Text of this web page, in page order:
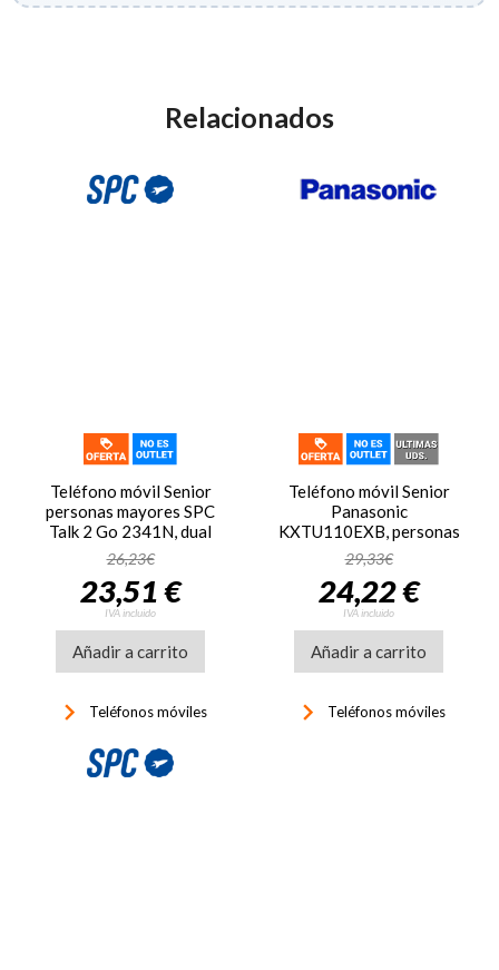
Relacionados
Teléfono móvil Senior
personas mayores SPC
Talk 2 Go 2341N, dual
SIM, USB-C, batería 1000
mAh, Bluetooth,
FM, negro
26,23€
23,51 €
IVA incluido
Añadir a carrito
keyboard_arrow_right Teléfonos móviles
Teléfono móvil Senior
Panasonic
KXTU110EXB, personas
mayores, pantalla 1.77
pulgadas, negro
29,33€
24,22 €
IVA incluido
Añadir a carrito
keyboard_arrow_right Teléfonos móviles